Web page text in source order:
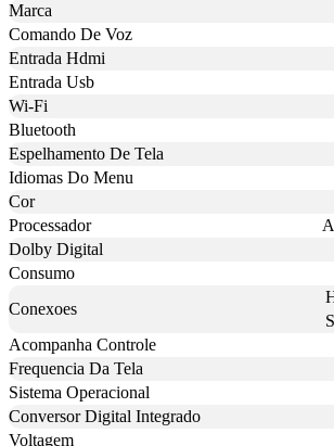
Marca
Comando De Voz
Entrada Hdmi
Entrada Usb
Wi-Fi
Bluetooth
Espelhamento De Tela
Idiomas Do Menu
Cor
Processador
Dolby Digital
Consumo
Conexoes
Acompanha Controle
Frequencia Da Tela
Sistema Operacional
Conversor Digital Integrado
Voltagem